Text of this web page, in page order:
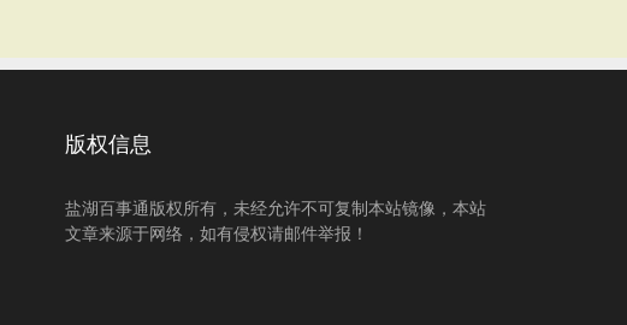
版权信息
盐湖百事通版权所有，未经允许不可复制本站镜像，本站
文章来源于网络，如有侵权请邮件举报！